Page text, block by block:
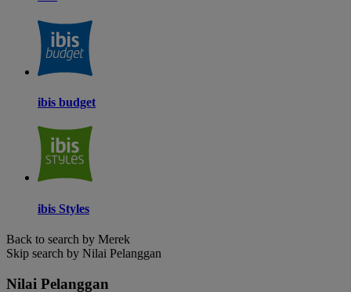
ibis budget
ibis Styles
Back to search by Merek
Skip search by Nilai Pelanggan
Nilai Pelanggan